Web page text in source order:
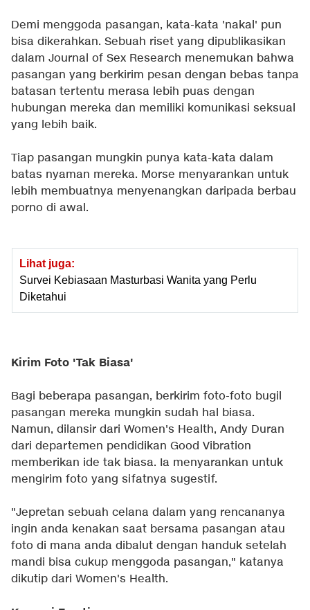
Demi menggoda pasangan, kata-kata 'nakal' pun
bisa dikerahkan. Sebuah riset yang dipublikasikan
dalam Journal of Sex Research menemukan bahwa
pasangan yang berkirim pesan dengan bebas tanpa
batasan tertentu merasa lebih puas dengan
hubungan mereka dan memiliki komunikasi seksual
yang lebih baik.
Tiap pasangan mungkin punya kata-kata dalam
batas nyaman mereka. Morse menyarankan untuk
lebih membuatnya menyenangkan daripada berbau
porno di awal.
Lihat juga:
Survei Kebiasaan Masturbasi Wanita yang Perlu
Diketahui
Kirim Foto 'Tak Biasa'
Bagi beberapa pasangan, berkirim foto-foto bugil
pasangan mereka mungkin sudah hal biasa.
Namun, dilansir dari Women's Health, Andy Duran
dari departemen pendidikan Good Vibration
memberikan ide tak biasa. Ia menyarankan untuk
mengirim foto yang sifatnya sugestif.
"Jepretan sebuah celana dalam yang rencananya
ingin anda kenakan saat bersama pasangan atau
foto di mana anda dibalut dengan handuk setelah
mandi bisa cukup menggoda pasangan," katanya
dikutip dari Women's Health.